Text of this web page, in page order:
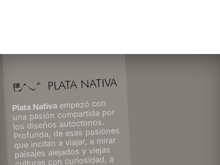
Plata Nativaempezó con
una pasión compartida por
los diseños autóctonos.
Profunda, de esas pasiones
que incitan a viajar, a mirar
paisajes alejados y viejas
culturas con curiosidad, a